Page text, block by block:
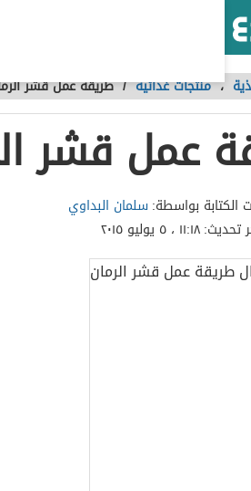
،منتجات غذائية /طريقة عمل قشر
عمل قشر
الكتابة بواسطة:سلمان البداوي
تحديث:١١:١٨ ، ٥ يوليو ٢٠١٥